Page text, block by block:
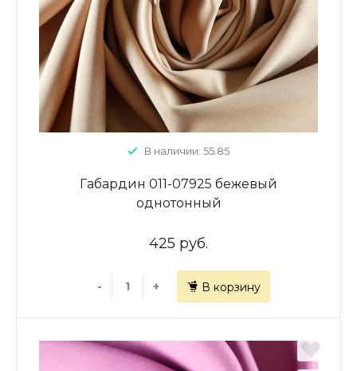
В наличии: 55.85
Габардин 011-07925 бежевый
однотонный
425 руб.
- + В корзину